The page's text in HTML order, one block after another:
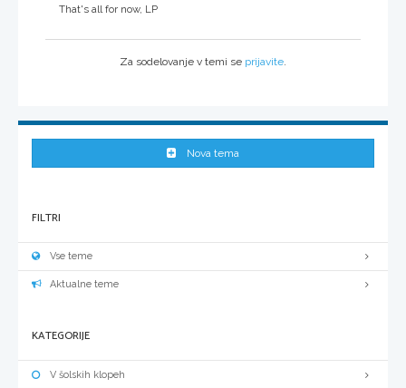
That's all for now, LP
Za sodelovanje v temi se prijavite
Nova tema
FILTRI
Vse teme
Aktualne teme
KATEGORIJE
V šolskih klopeh